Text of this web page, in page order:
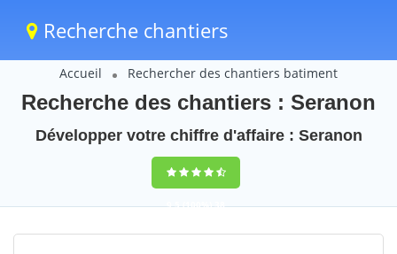
Recherche chantiers
Accueil Rechercher des chantiers batiment
Recherche des chantiers : Seranon
Développer votre chiffre d'affaire : Seranon
9,5(100%)38
votes